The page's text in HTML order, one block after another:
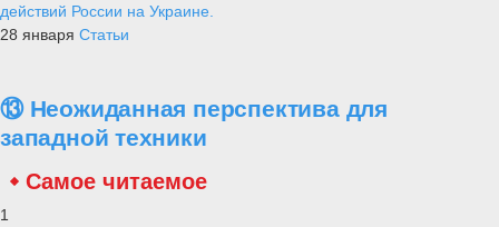
действий России на Украине.
28 января Статьи
⑬ Неожиданная перспектива для
западной техники
Самое читаемое
1